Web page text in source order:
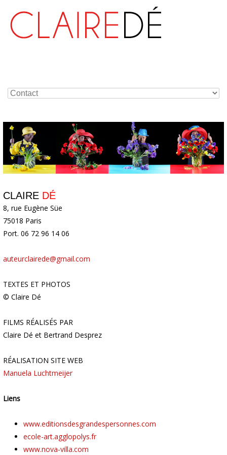
CLAIRE DÉ
8, rue Eugène Süe
75018 Paris
Port. 06 72 96 14 06
auteurclairede@gmail.com
TEXTES ET PHOTOS
© Claire Dé
FILMS RÉALISÉS PAR
Claire Dé et Bertrand Desprez
RÉALISATION SITE WEB
Manuela Luchtmeijer
Liens
www.editionsdesgrandespersonnes.com
ecole-art.agglopolys.fr
www.nova-villa.com